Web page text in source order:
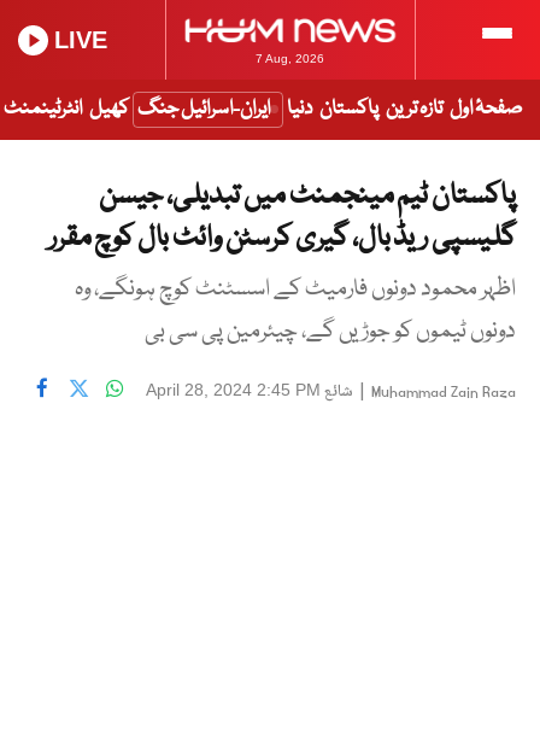
7 Aug, 2026
LIVE
صفحۂ اول تازہ ترین پاکستان دنیا ایران-اسرائیل جنگ کھیل انٹرٹینمنٹ
پاکستان ٹیم مینجمنٹ میں تبدیلی، جیسن
گلیسپی ریڈ بال، گیری کرسٹن وائٹ بال کوچ مقرر
اظہر محمود دونوں فارمیٹ کے اسسٹنٹ کوچ ہونگے، وہ
دونوں ٹیموں کو جوڑیں گے، چیئرمین پی سی بی
Muhammad Zain Raza
| شائع April 28, 2024 2:45 PM